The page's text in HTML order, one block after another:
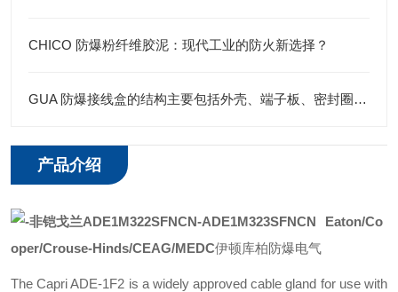
CHICO 防爆粉纤维胶泥：现代工业的防火新选择？
GUA 防爆接线盒的结构主要包括外壳、端子板、密封圈、接线孔等部分
产品介绍
Eaton/Co
oper/Crouse-Hinds/CEAG/MEDC伊顿库柏防爆电气
The Capri ADE-1F2 is a widely approved cable gland for use with